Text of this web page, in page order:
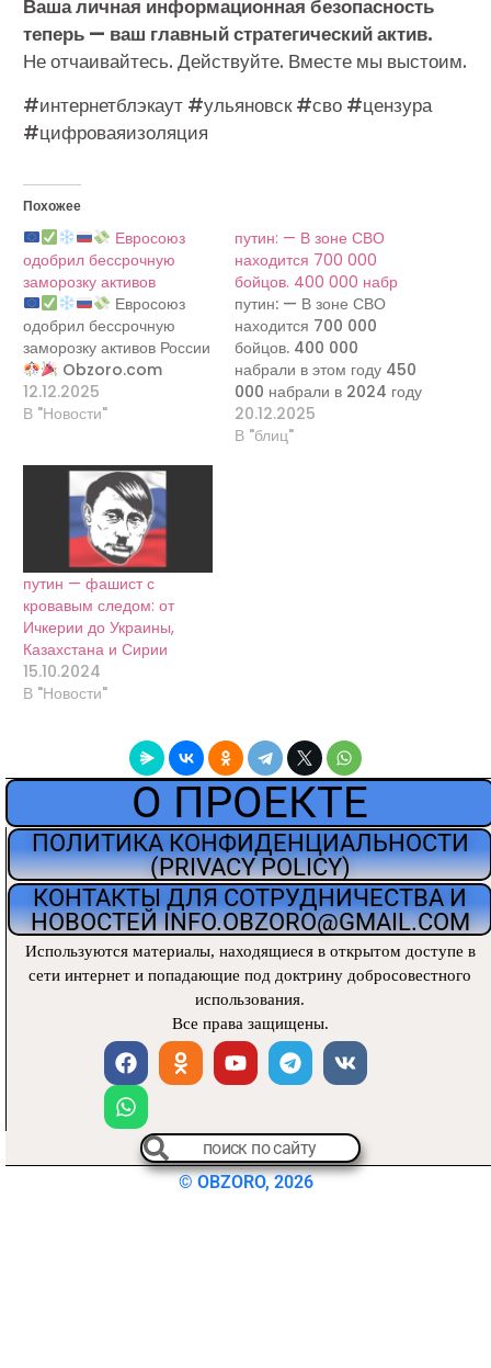
Ваша личная информационная безопасность
теперь — ваш главный стратегический актив.
Не отчаивайтесь. Действуйте. Вместе мы выстоим.
#интернетблэкаут #ульяновск #сво #цензура
#цифроваяизоляция
Похожее
Евросоюз
одобрил бессрочную
заморозку активов
Евросоюз
одобрил бессрочную
заморозку активов России
Obzoro.com
12.12.2025
В "Новости"
путин: — В зоне СВО
находится 700 000
бойцов. 400 000 набр
путин: — В зоне СВО
находится 700 000
бойцов. 400 000
набрали в этом году 450
000 набрали в 2024 году
350 000 набрали в 2023
году 300 000
20.12.2025
В "блиц"
путин — фашист с
кровавым следом: от
Ичкерии до Украины,
Казахстана и Сирии
15.10.2024
В "Новости"
О ПРОЕКТЕ
ПОЛИТИКА КОНФИДЕНЦИАЛЬНОСТИ
(PRIVACY POLICY)
КОНТАКТЫ ДЛЯ СОТРУДНИЧЕСТВА И
НОВОСТЕЙ INFO.OBZORO@GMAIL.COM
Используются материалы, находящиеся в открытом доступе в
сети интернет и попадающие под доктрину добросовестного
использования.
Все права защищены.
© OBZORO, 2026